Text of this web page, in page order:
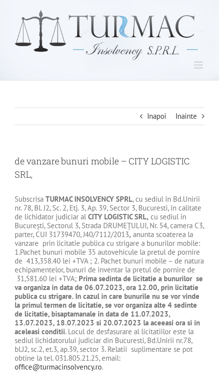
content
Inapoi Inainte
de vanzare bunuri mobile – CITY LOGISTIC
SRL,
Subscrisa TURMAC INSOLVENCY SPRL, cu sediul în Bd.Unirii
nr. 78, Bl. J2, Sc. 2, Etj. 3, Ap. 39, Sector 3, Bucuresti, în calitate
de lichidator judiciar al CITY LOGISTIC SRL, cu sediul in
Bucureşti, Sectorul 3, Strada DRUMEŢULUI, Nr. 54, camera C3,
parter, CUI 31739470, J40/7112/2013, anunta scoaterea la
vanzare prin licitatie publica cu strigare a bunurilor mobile:
1.Pachet bunuri mobile 35 autovehicule la pretul de pornire
de 413,358.40 lei +TVA ; 2. Pachet bunuri mobile – de natura
echipamentelor, bunuri de inventar la pretul de pornire de
31,581.60 lei +TVA; Prima sedinta de licitatie a bunurilor se
va organiza in data de 06.07.2023, ora 12.00, prin licitatie
publica cu strigare. In cazul in care bunurile nu se vor vinde
la primul termen de licitatie, se vor organiza alte 4 sedinte
de licitatie, bisaptamanale in data de 11.07.2023,
13.07.2023, 18.07.2023 si 20.07.2023 la aceeasi ora si in
aceleasi conditii. Locul de desfasurare al licitatiilor este la
sediul lichidatorului judiciar din Bucuresti, Bd.Unirii nr.78,
bl.J2, sc.2, et.3, ap.39, sector 3. Relatii suplimentare se pot
obtine la tel. 031.805.21.25, email:
office@turmacinsolvency.ro.